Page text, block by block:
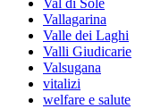
Val di Sole
Vallagarina
Valle dei Laghi
Valli Giudicarie
Valsugana
vitalizi
welfare e salute